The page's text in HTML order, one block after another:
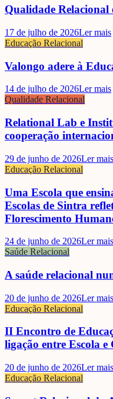
Qualidade Relacional
17 de julho de 2026Ler mais
Educação Relacional
Valongo adere à
14 de julho de 2026Ler mais
Qualidade Relacional
Relational Lab e
cooperação
29 de junho de 2026Ler mais
Educação Relacional
Uma Escola que
Escolas de Sintra
Florescimento
24 de junho de 2026Ler mais
Saúde Relacional
A saúde relacional
20 de junho de 2026Ler mais
Educação Relacional
II Encontro de
ligação entre Escola
20 de junho de 2026Ler mais
Educação Relacional